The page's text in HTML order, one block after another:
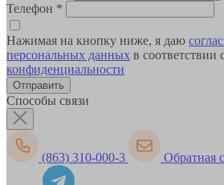
Телефон *
Нажимая на кнопку ниже, я даю
персональных данных в соответствии
конфиденциальности
Способы связи
(863) 310-000-3 Обратная